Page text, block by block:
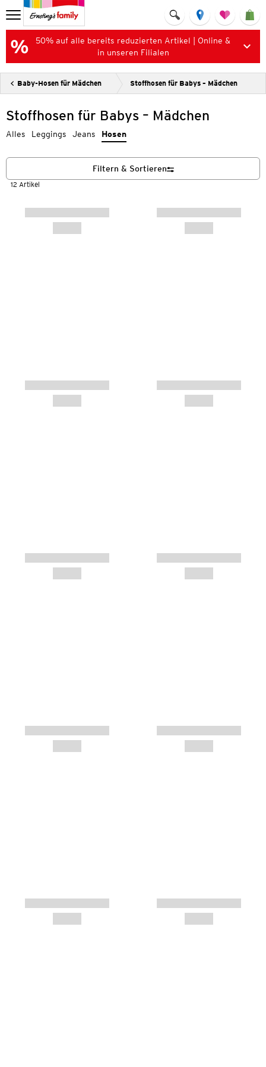
50% auf alle bereits reduzierten Artikel | Online &
in unseren Filialen
Baby-Hosen für Mädchen Stoffhosen für Babys – Mädchen
Stoffhosen für Babys – Mädchen
Alles Leggings Jeans Hosen
12 Artikel
Filtern & Sortieren